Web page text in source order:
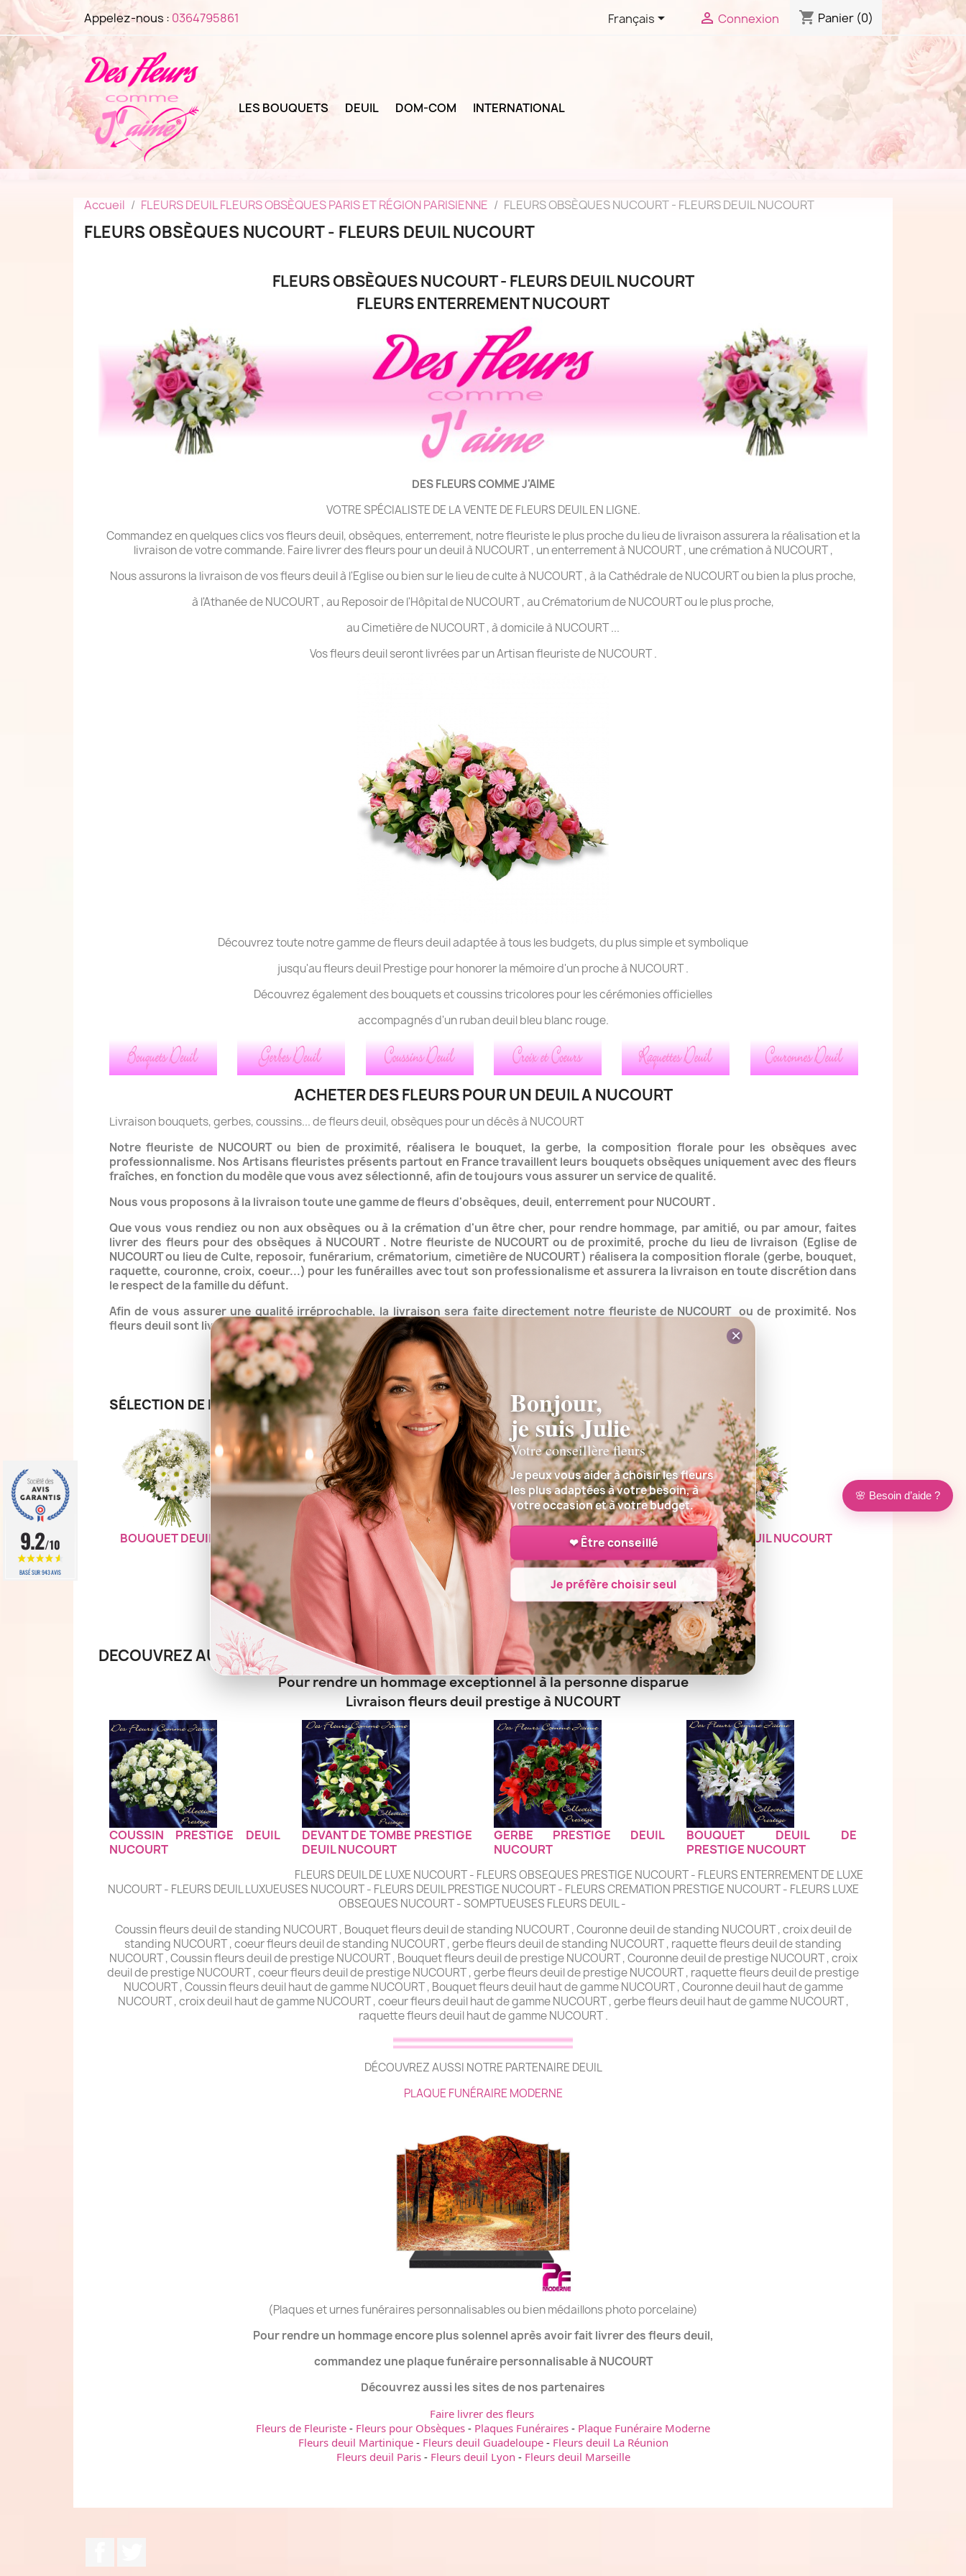
Appelez-nous : 0364795861 Français  Connexion shopping_cart Panier (0)
LES BOUQUETS DEUIL DOM-COM INTERNATIONAL
Accueil FLEURS DEUIL FLEURS OBSÈQUES PARIS ET RÉGION PARISIENNE FLEURS OBSÈQUES NUCOURT - FLEURS DEUIL NUCOURT
FLEURS OBSÈQUES NUCOURT - FLEURS DEUIL NUCOURT
FLEURS OBSÈQUES NUCOURT - FLEURS DEUIL NUCOURT
FLEURS ENTERREMENT NUCOURT
DES FLEURS COMME J'AIME
VOTRE SPÉCIALISTE DE LA VENTE DE FLEURS DEUIL EN LIGNE.
Commandez en quelques clics vos fleurs deuil, obsèques, enterrement, notre fleuriste le plus proche du lieu de livraison assurera la réalisation et la
livraison de votre commande. Faire livrer des fleurs pour un deuil à NUCOURT , un enterrement à NUCOURT , une crémation à NUCOURT ,
Nous assurons la livraison de vos fleurs deuil à l'Eglise ou bien sur le lieu de culte à NUCOURT , à la Cathédrale de NUCOURT ou bien la plus proche,
à l'Athanée de NUCOURT , au Reposoir de l'Hôpital de NUCOURT , au Crématorium de NUCOURT ou le plus proche,
au Cimetière de NUCOURT , à domicile à NUCOURT ...
Vos fleurs deuil seront livrées par un Artisan fleuriste de NUCOURT .
Découvrez toute notre gamme de fleurs deuil adaptée à tous les budgets, du plus simple et symbolique
jusqu'au fleurs deuil Prestige pour honorer la mémoire d'un proche à NUCOURT .
Découvrez également des bouquets et coussins tricolores pour les cérémonies officielles
accompagnés d'un ruban deuil bleu blanc rouge.
ACHETER DES FLEURS POUR UN DEUIL A NUCOURT
Livraison bouquets, gerbes, coussins... de fleurs deuil, obsèques pour un décès à NUCOURT
Notre fleuriste de NUCOURT ou bien de proximité, réalisera le bouquet, la gerbe, la composition florale pour les obsèques avec
professionnalisme. Nos Artisans fleuristes présents partout en France travaillent leurs bouquets obsèques uniquementavec des fleurs
fraîches, en fonction du modèle que vous avez sélectionné, afin de toujours vous assurer un service de qualité.
Nous vous proposons à la livraison toute une gamme de fleurs d'obsèques, deuil, enterrement pour NUCOURT .
Que vous vous rendiez ou non aux obsèques ou à la crémation d'un être cher, pour rendre hommage, par amitié, ou par amour, faites
livrer des fleurs pour des obsèques à NUCOURT . Notre fleuriste de NUCOURT ou de proximité, proche du lieu de livraison (Eglise de
NUCOURT ou lieu de Culte, reposoir, funérarium, crématorium, cimetière de NUCOURT ) réalisera la composition florale (gerbe, bouquet,
raquette, couronne, croix, coeur...) pour les funérailles avec tout son professionalisme et assurera la livraison en toute discrétion dans
le respect de la famille du défunt.
Afin de vous assurer une qualité irréprochable, la livraison sera faite directement notre fleuriste de NUCOURT ou de proximité. Nos
fleurs deuil sont livrables 7 jours sur 7 en moins de 4h00.Un réseau de plusieurs milliers de fleuristes à votre service.
Un réseau de plusieurs milliers de fleuristes à votre service dans toute la France.
SÉLECTION DE FLEURS DEUIL DE NOTRE FLEURISTE DE NUCOURT OU DE PROXIMITÉ
BOUQUET DEUIL NUCOURT GERBE DEUIL NUCOURT COEUR DEUIL NUCOURT COUSSIN DEUIL NUCOURT
Livraisonà l'Eglise ou lieu de culte, à l'athanée, au reposoir, au funérarium,
au crématorium, au cimetière, à domicile à NUCOURT
DECOUVREZ AUSSI LA COLLECTION FLEURS DEUIL PRESTIGE NUCOURT
Pour rendre un hommage exceptionnel à la personne disparue
Livraison fleurs deuil prestige à NUCOURT
COUSSIN PRESTIGE DEUIL
NUCOURT
DEVANT DE TOMBE PRESTIGE
DEUIL NUCOURT
GERBE PRESTIGE DEUIL
NUCOURT
BOUQUET DEUIL DE
PRESTIGE NUCOURT
FLEURS DEUIL DE LUXE NUCOURT - FLEURS OBSEQUES PRESTIGE NUCOURT - FLEURS ENTERREMENT DE LUXE
NUCOURT - FLEURS DEUIL LUXUEUSES NUCOURT - FLEURS DEUIL PRESTIGE NUCOURT - FLEURS CREMATION PRESTIGE NUCOURT - FLEURS LUXE
OBSEQUES NUCOURT - SOMPTUEUSES FLEURS DEUIL -
Coussin fleurs deuil de standing NUCOURT , Bouquet fleurs deuil de standing NUCOURT , Couronne deuil de standing NUCOURT , croix deuil de
standing NUCOURT , coeur fleurs deuil de standing NUCOURT , gerbe fleurs deuil de standing NUCOURT , raquette fleurs deuil de standing
NUCOURT , Coussin fleurs deuil de prestige NUCOURT , Bouquet fleurs deuil de prestige NUCOURT , Couronne deuil de prestige NUCOURT , croix
deuil de prestige NUCOURT , coeur fleurs deuil de prestige NUCOURT , gerbe fleurs deuil de prestige NUCOURT , raquette fleurs deuil de prestige
NUCOURT , Coussin fleurs deuil haut de gamme NUCOURT , Bouquet fleurs deuil haut de gamme NUCOURT , Couronne deuil haut de gamme
NUCOURT , croix deuil haut de gamme NUCOURT , coeur fleurs deuil haut de gamme NUCOURT , gerbe fleurs deuil haut de gamme NUCOURT ,
raquette fleurs deuil haut de gamme NUCOURT .
DÉCOUVREZ AUSSI NOTRE PARTENAIRE DEUIL
PLAQUE FUNÉRAIRE MODERNE
(Plaques et urnes funéraires personnalisables ou bien médaillons photo porcelaine)
Pour rendre un hommage encore plus solennel après avoir fait livrer des fleurs deuil,
commandez une plaque funéraire personnalisable à NUCOURT
Découvrez aussi les sites de nos partenaires
Faire livrer des fleurs
Fleurs de Fleuriste - Fleurs pour Obsèques - Plaques Funéraires - Plaque Funéraire Moderne
Fleurs deuil Martinique- Fleurs deuil Guadeloupe- Fleurs deuil La Réunion
Fleurs deuil Paris- Fleurs deuil Lyon - Fleurs deuil Marseille
🌸 Besoin d’aide ?
×
Bonjour,
je suis Julie
Votre conseillère fleurs
Je peux vous aider à choisir les fleurs
les plus adaptées à votre besoin, à
votre occasion et à votre budget.
❤ Être conseillé
Je préfère choisir seul
9.2/10
BASÉ SUR 943 AVIS